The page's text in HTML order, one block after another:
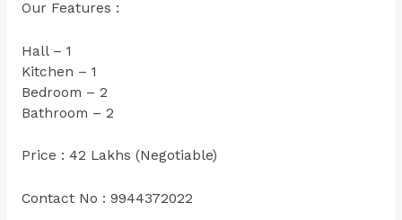
Our Features :
Hall – 1
Kitchen – 1
Bedroom – 2
Bathroom – 2
Price : 42 Lakhs (Negotiable)
Contact No : 9944372022